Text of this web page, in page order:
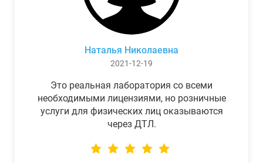
Наталья Николаевна
2021-12-19
Это реальная лаборатория со всеми
необходимыми лицензиями, но розничные
услуги для физических лиц оказываются
через ДТЛ.